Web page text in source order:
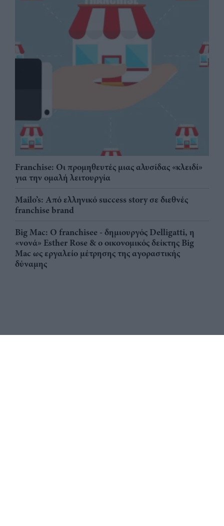
Franchise: Οι προμηθευτές μιας αλυσίδας «κλειδί»
για την ομαλή λειτουργία
Mailo’s: Από ελληνικό success story σε διεθνές
franchise brand
Big Mac: Ο franchisee - δημιουργός Delligatti, η
«νονά» Esther Rose & ο οικονομικός δείκτης Big
Mac ως εργαλείο μέτρησης της αγοραστικής
δύναμης